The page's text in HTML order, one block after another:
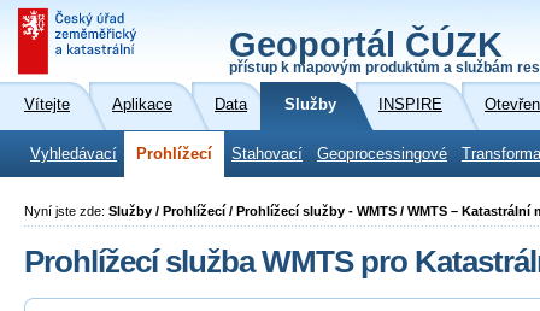
Geoportál ČÚZK
přístup k mapovým produktům a službám
Vítejte Aplikace Data Služby INSPIRE
Vyhledávací Prohlížecí Stahovací Geoprocessingové
Nyní jste zde: Služby / Prohlížecí / Prohlížecí služby - WMTS / WMTS – Katastrální
Prohlížecí služba WMTS pro